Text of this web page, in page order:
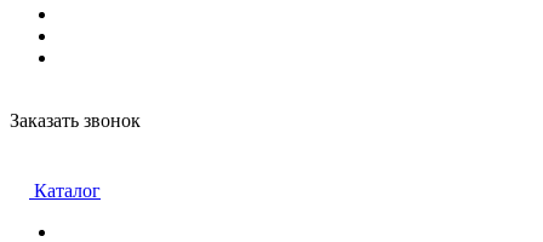
Заказать звонок
Каталог